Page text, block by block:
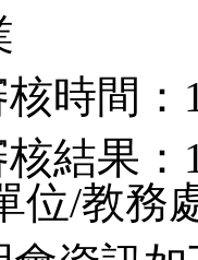
時間：
結果：
位/教務